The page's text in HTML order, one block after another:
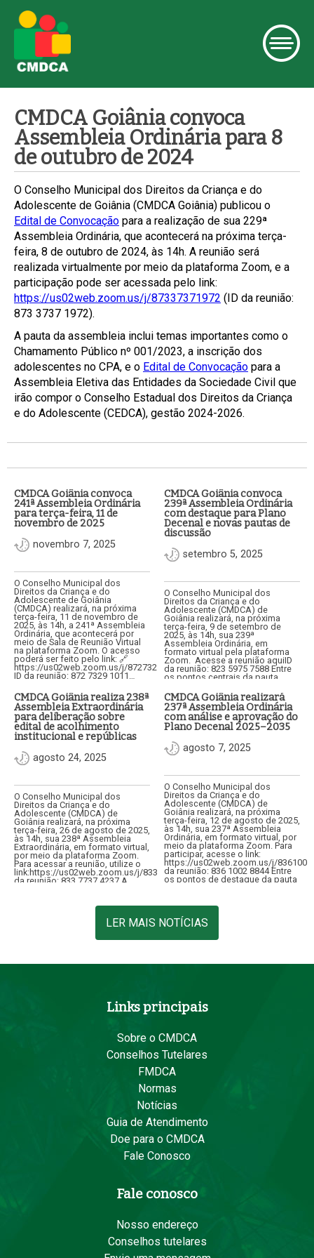
CMDCA Goiânia convoca
Assembleia Ordinária para 8
de outubro de 2024
O Conselho Municipal dos Direitos da Criança e do
Adolescente de Goiânia (CMDCA Goiânia) publicou o
Edital de Convocação para a realização de sua 229ª
Assembleia Ordinária, que acontecerá na próxima terça-
feira, 8 de outubro de 2024, às 14h. A reunião será
realizada virtualmente por meio da plataforma Zoom, e a
participação pode ser acessada pelo link:
https://us02web.zoom.us/j/87337371972 (ID da reunião:
873 3737 1972).
A pauta da assembleia inclui temas importantes como o
Chamamento Público nº 001/2023, a inscrição dos
adolescentes no CPA, e o Edital de Convocação para a
Assembleia Eletiva das Entidades da Sociedade Civil que
irão compor o Conselho Estadual dos Direitos da Criança
e do Adolescente (CEDCA), gestão 2024-2026.
CMDCA Goiânia convoca
241ª Assembleia Ordinária
para terça-feira, 11 de
novembro de 2025
novembro 7, 2025
O Conselho Municipal dos
Direitos da Criança e do
Adolescente de Goiânia
(CMDCA) realizará, na próxima
terça-feira, 11 de novembro de
2025, às 14h, a 241ª Assembleia
Ordinária, que acontecerá por
meio de Sala de Reunião Virtual
na plataforma Zoom. O acesso
poderá ser feito pelo link: 🔗
https://us02web.zoom.us/j/87273291011🆔
ID da reunião: 872 7329 1011…
CMDCA Goiânia convoca
239ª Assembleia Ordinária
com destaque para Plano
Decenal e novas pautas de
discussão
setembro 5, 2025
O Conselho Municipal dos
Direitos da Criança e do
Adolescente (CMDCA) de
Goiânia realizará, na próxima
terça-feira, 9 de setembro de
2025, às 14h, sua 239ª
Assembleia Ordinária, em
formato virtual pela plataforma
Zoom. Acesse a reunião aquiID
da reunião: 823 5975 7588 Entre
os pontos centrais da pauta
CMDCA Goiânia realiza 238ª
Assembleia Extraordinária
para deliberação sobre
edital de acolhimento
institucional e repúblicas
agosto 24, 2025
O Conselho Municipal dos
Direitos da Criança e do
Adolescente (CMDCA) de
Goiânia realizará, na próxima
terça-feira, 26 de agosto de 2025,
às 14h, sua 238ª Assembleia
Extraordinária, em formato virtual,
por meio da plataforma Zoom.
Para acessar a reunião, utilize o
link:https://us02web.zoom.us/j/83377374237ID
da reunião: 833 7737 4237 A
CMDCA Goiânia realizará
237ª Assembleia Ordinária
com análise e aprovação do
Plano Decenal 2025–2035
agosto 7, 2025
O Conselho Municipal dos
Direitos da Criança e do
Adolescente (CMDCA) de
Goiânia realizará, na próxima
terça-feira, 12 de agosto de 2025,
às 14h, sua 237ª Assembleia
Ordinária, em formato virtual, por
meio da plataforma Zoom. Para
participar, acesse o link:
https://us02web.zoom.us/j/
da reunião: 836 1002 8844 Entre
os pontos de destaque da pauta
LER MAIS NOTÍCIAS
Links principais
Sobre o CMDCA
Conselhos Tutelares
FMDCA
Normas
Notícias
Guia de Atendimento
Doe para o CMDCA
Fale Conosco
Fale conosco
Nosso endereço
Conselhos tutelares